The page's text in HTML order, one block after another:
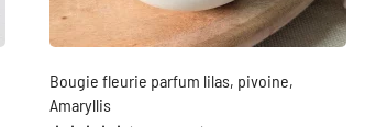
Bougie fleurie parfum lilas, pivoine,
Amaryllis